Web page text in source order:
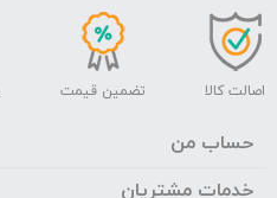
اصالت کالا تضمین قیمت
حساب من
خدمات مشتریان